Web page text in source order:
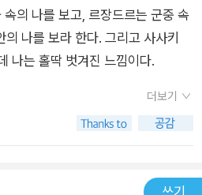
다. 제1부에서는 정신분석학자 자크
게 복습하고, 제2부에서는 도그마
에 대한 흥미로운 이론을 제시한
라캉 및 라캉학파의 관점, 정신분
는 관점을 근본 개념부터 비판하며
코의 궤적을 재구성한다.긴장감 넘
이 책은, 이 세계를 살아가는 우리
장드르를 다루고 있는 2장이다.. 아
않는 상황에서, 사사키 역시 그의
뿐이다.. 특히 후기 푸코의 아포
제 우리가 어느 정도 동의하고 있는
고 있다 해도 가치가 있다. 주권권
어그램, 장치, 몽타주>에 대한 절
나를 보라 한다. 그리고 사사키
나는 홀딱 벗겨진 느낌이다.
더보기
쓰기